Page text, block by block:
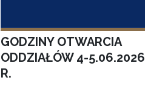
GODZINY OTWARCIA
ODDZIAŁÓW 4-5.06.2026
R.